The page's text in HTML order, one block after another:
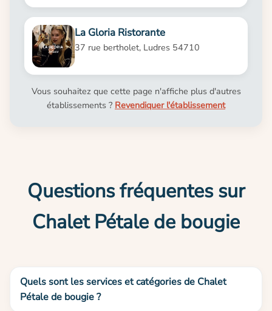
La Gloria Ristorante
37 rue bertholet, Ludres 54710
Vous souhaitez que cette page n'affiche plus d'autres
établissements ? Revendiquer l'établissement
Questions fréquentes sur
Chalet Pétale de bougie
Quels sont les services et catégories de Chalet
Pétale de bougie ?